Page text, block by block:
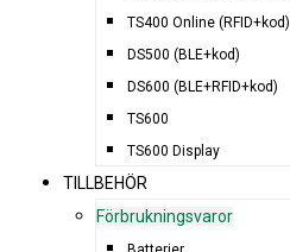
TS400 Online (RFID+kod)
DS500 (BLE+kod)
DS600 (BLE+RFID+kod)
TS600
TS600 Display
TILLBEHÖR
Förbrukningsvaror